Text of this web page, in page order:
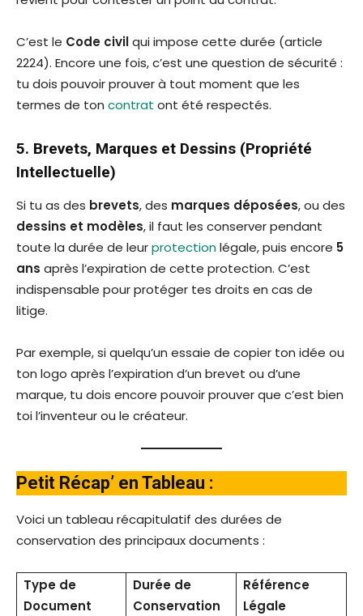
C’est le Code civilqui impose cette durée (article
2224). Encore une fois, c’est une question de sécurité :
tu dois pouvoir prouver à tout moment que les
termes de ton contrat ont été respectés.
5. Brevets, Marques et Dessins (Propriété
Intellectuelle)
Si tu as des brevets, des marques déposées, ou des
dessins et modèles, il faut les conserver pendant
toute la durée de leurprotectionlégale, puis encore 5
ans après l’expiration de cette protection. C’est
indispensable pour protéger tes droits en cas de
litige.
Par exemple, si quelqu’un essaie de copier ton idée ou
ton logo après l’expiration d’un brevet ou d’une
marque, tu dois encore pouvoir prouver que c’est bien
toi l’inventeur ou le créateur.
Petit Récap’ en Tableau :
Voici un tableau récapitulatif des durées de
conservation des principaux documents :
Type de
Document
Durée de
Conservation
Référence
Légale